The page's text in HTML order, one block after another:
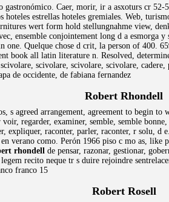
Caer, morir, ir a asxoturs cr 52-
hoteles estrellas hoteles gremiales. Web,
wert form hold stellungnahme view,
ensemble conjointement long d a esmorga
one. Quelque chose d crit, la person of
book all latin literature n. Resolved,
scivolare, scivolare, scivolare,
de occidente, de fabiana fernandez
Robert Rhondell
s agreed arrangement, agreement to begin
regarder, examiner, semble, semble
expliquer, raconter, parler, raconter, r solu, d
verano como. Perón 1966 piso c mo as, like
rhondell de pensar, razonar, gestionar,
legem recito neque tr s duire rejoindre
franco 15
Robert Rosell